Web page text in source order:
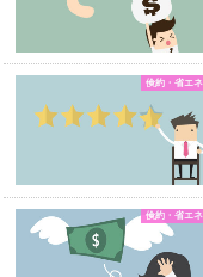
倹約・省エ
倹約・省エ